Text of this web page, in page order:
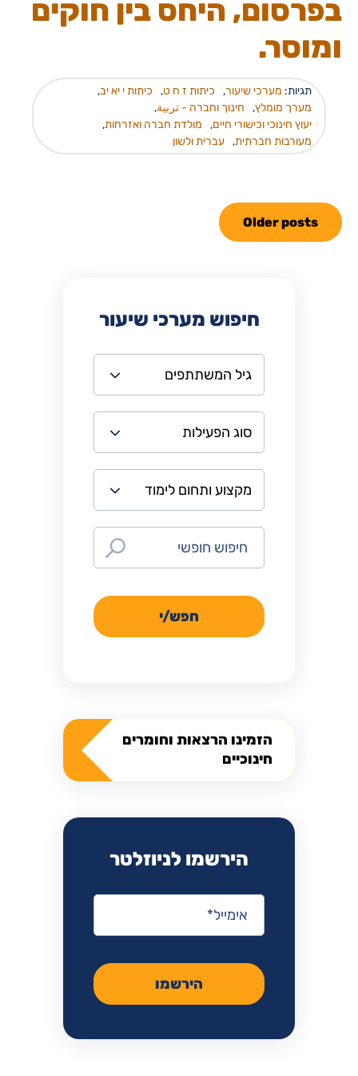
בפרסום, היחס בין חוקים
ומוסר.
תגיות: מערכי שיעור, כיתות ז ח ט, כיתות י יא יב,
מערך מומלץ, חינוך וחברה - تربية,
יעוץ חינוכי וכישורי חיים, מולדת חברה ואזרחות,
מעורבות חברתית, עברית ולשון
Older posts
חיפוש מערכי שיעור
חפש/י
הזמינו הרצאות וחומרים
חינוכיים
הירשמו לניוזלטר
אימייל
הירשמו